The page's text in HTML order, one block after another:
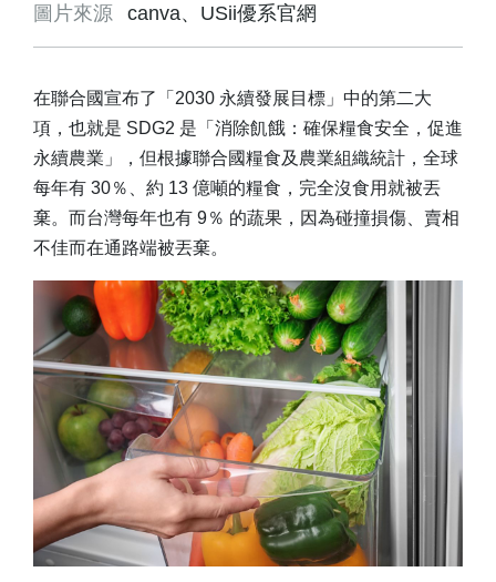
圖片來源
canva、USii優系官網
在聯合國宣布了「2030 永續發展目標」中的第二大
項，也就是 SDG2 是「消除飢餓：確保糧食安全，促進
永續農業」，但根據聯合國糧食及農業組織統計，全球
每年有 30％、約 13 億噸的糧食，完全沒食用就被丟
棄。而台灣每年也有 9％ 的蔬果，因為碰撞損傷、賣相
不佳而在通路端被丟棄。